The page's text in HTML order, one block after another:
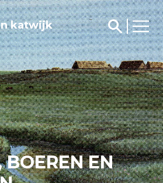
katwijk
BOEREN EN